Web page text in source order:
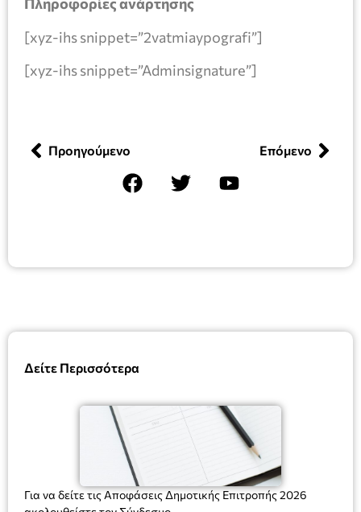
Δείτε Περισσότερα
Για να δείτε τις Αποφάσεις Δημοτικής Επιτροπής 2026
[xyz-ihs snippet=”2vatmiaypografi”]
[xyz-ihs snippet=”Adminsignature”]
Προηγούμενο Επόμενο